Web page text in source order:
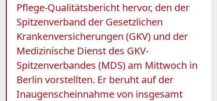
Pflege-Qualitätsbericht hervor, den der
Spitzenverband der Gesetzlichen
Krankenversicherungen (GKV) und der
Medizinische Dienst des GKV-
Spitzenverbandes (MDS) am Mittwoch in
Berlin vorstellten. Er beruht auf der
Inaugenscheinnahme von insgesamt